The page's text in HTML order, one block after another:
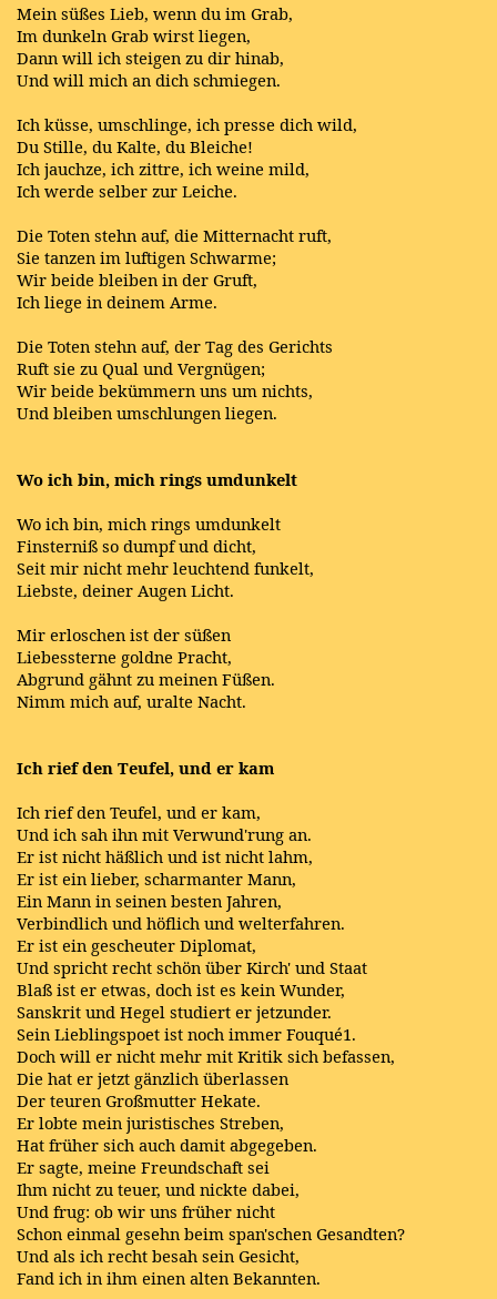
Mein süßes Lieb, wenn du im Grab,
Im dunkeln Grab wirst liegen,
Dann will ich steigen zu dir hinab,
Und will mich an dich schmiegen.
Ich küsse, umschlinge, ich presse dich wild,
Du Stille, du Kalte, du Bleiche!
Ich jauchze, ich zittre, ich weine mild,
Ich werde selber zur Leiche.
Die Toten stehn auf, die Mitternacht ruft,
Sie tanzen im luftigen Schwarme;
Wir beide bleiben in der Gruft,
Ich liege in deinem Arme.
Die Toten stehn auf, der Tag des Gerichts
Ruft sie zu Qual und Vergnügen;
Wir beide bekümmern uns um nichts,
Und bleiben umschlungen liegen.
Wo ich bin, mich rings umdunkelt
Wo ich bin, mich rings umdunkelt
Finsterniß so dumpf und dicht,
Seit mir nicht mehr leuchtend funkelt,
Liebste, deiner Augen Licht.
Mir erloschen ist der süßen
Liebessterne goldne Pracht,
Abgrund gähnt zu meinen Füßen.
Nimm mich auf, uralte Nacht.
Ich rief den Teufel, und er kam
Ich rief den Teufel, und er kam,
Und ich sah ihn mit Verwund'rung an.
Er ist nicht häßlich und ist nicht lahm,
Er ist ein lieber, scharmanter Mann,
Ein Mann in seinen besten Jahren,
Verbindlich und höflich und welterfahren.
Er ist ein gescheuter Diplomat,
Und spricht recht schön über Kirch' und Staat
Blaß ist er etwas, doch ist es kein Wunder,
Sanskrit und Hegel studiert er jetzunder.
Sein Lieblingspoet ist noch immer Fouqué1.
Doch will er nicht mehr mit Kritik sich befassen,
Die hat er jetzt gänzlich überlassen
Der teuren Großmutter Hekate.
Er lobte mein juristisches Streben,
Hat früher sich auch damit abgegeben.
Er sagte, meine Freundschaft sei
Ihm nicht zu teuer, und nickte dabei,
Und frug: ob wir uns früher nicht
Schon einmal gesehn beim span'schen Gesandten?
Und als ich recht besah sein Gesicht,
Fand ich in ihm einen alten Bekannten.